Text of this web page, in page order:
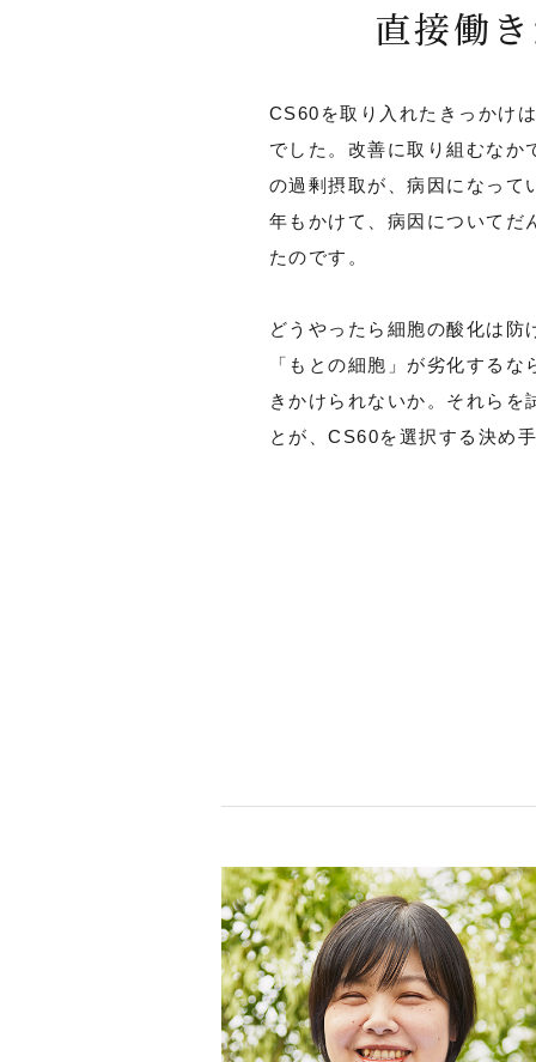
直接働
CS60を取り入れたきっかけ
でした。改善に取り組むなか
の過剰摂取が、病因になっ
年もかけて、病因についてだ
たのです。
どうやったら細胞の酸化は防
「もとの細胞」が劣化する
きかけられないか。それらを
とが、CS60を選択する決め